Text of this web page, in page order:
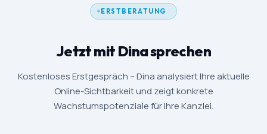
ERSTBERATUNG
Jetzt mit Dina sprechen
Kostenloses Erstgespräch – Dina analysiert Ihre aktuelle
Online-Sichtbarkeit und zeigt konkrete
Wachstumspotenziale für Ihre Kanzlei.